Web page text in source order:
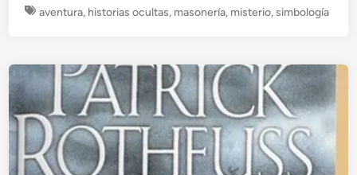
u
i
a
d
o
e
n
aventura, historias ocultas, masonería, misterio,simbología